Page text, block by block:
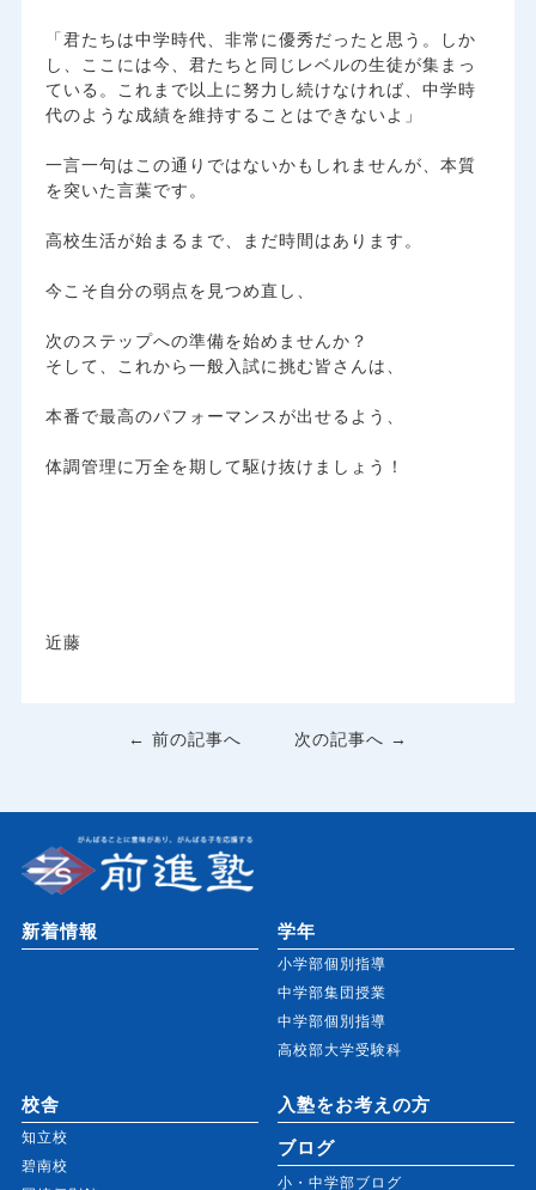
​「君たちは中学時代、非常に優秀だったと思う。しか
し、ここには今、君たちと同じレベルの生徒が集まっ
ている。これまで以上に努力し続けなければ、中学時
代のような成績を維持することはできないよ」
​一言一句はこの通りではないかもしれませんが、本質
を突いた言葉です。
​高校生活が始まるまで、まだ時間はあります。
今こそ自分の弱点を見つめ直し、
次のステップへの準備を始めませんか？
​そして、これから一般入試に挑む皆さんは、
本番で最高のパフォーマンスが出せるよう、
体調管理に万全を期して駆け抜けましょう！
近藤
← 前の記事へ 次の記事へ →
新着情報 学年
小学部個別指導
中学部集団授業
中学部個別指導
高校部大学受験科
校舎
知立校
碧南校
入塾をお考えの方
ブログ
小・中学部ブログ